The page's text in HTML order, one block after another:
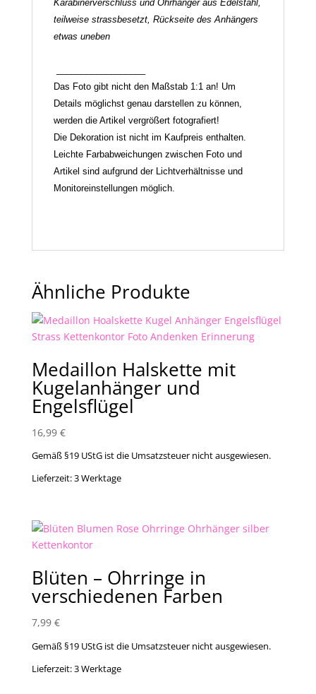
Karabinerverschluss und Ohrhänger aus Edelstahl,
teilweise strassbesetzt, Rückseite des Anhängers
etwas uneben
Das Foto gibt nicht den Maßstab 1:1 an! Um
Details möglichst genau darstellen zu können,
werden die Artikel vergrößert fotografiert!
Die Dekoration ist nicht im Kaufpreis enthalten.
Leichte Farbabweichungen zwischen Foto und
Artikel sind aufgrund der Lichtverhältnisse und
Monitoreinstellungen möglich.
Ähnliche Produkte
Medaillon Halskette mit
Kugelanhänger und
Engelsflügel
16,99 €
Gemäß §19 UStG ist die Umsatzsteuer nicht ausgewiesen.
Lieferzeit:3 Werktage
Blüten – Ohrringe in
verschiedenen Farben
7,99 €
Gemäß §19 UStG ist die Umsatzsteuer nicht ausgewiesen.
Lieferzeit:3 Werktage